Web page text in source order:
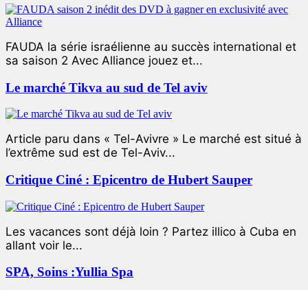
FAUDA la série israélienne au succès international et
sa saison 2 Avec Alliance jouez et...
Le marché Tikva au sud de Tel aviv
Article paru dans « Tel-Avivre » Le marché est situé à
l’extrême sud est de Tel-Aviv...
Critique Ciné : Epicentro de Hubert Sauper
Les vacances sont déjà loin ? Partez illico à Cuba en
allant voir le...
SPA, Soins :Yullia Spa